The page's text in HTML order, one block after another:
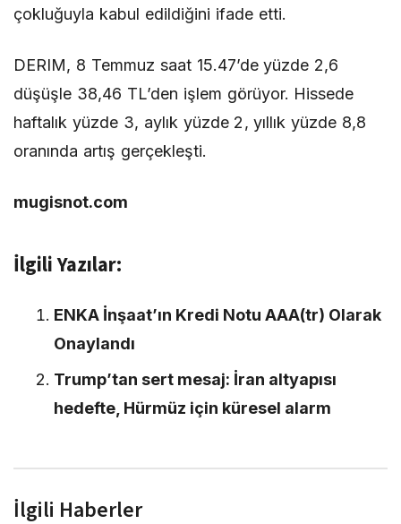
çokluğuyla kabul edildiğini ifade etti.
DERIM, 8 Temmuz saat 15.47’de yüzde 2,6
düşüşle 38,46 TL’den işlem görüyor. Hissede
haftalık yüzde 3, aylık yüzde 2, yıllık yüzde 8,8
oranında artış gerçekleşti.
mugisnot.com
İlgili Yazılar:
ENKA İnşaat’ın Kredi Notu AAA(tr) Olarak
Onaylandı
Trump’tan sert mesaj: İran altyapısı
hedefte, Hürmüz için küresel alarm
İlgili Haberler